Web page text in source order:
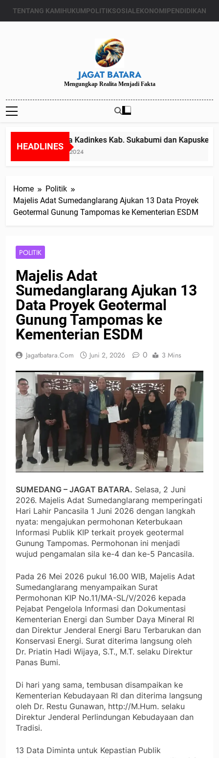
TENTANG KAMIHUKUMPOLITIKSOSIALEKONOMIPENDIDIKAN
JAGAT BATARA
Mengungkap Realita Menjadi Fakta
HEADLINES
Diduga Kadinkes Kab. Sukabumi dan
Juli 24, 2024
Home
Politik
Majelis Adat Sumedanglarang Ajukan 13 Data Proyek
Geotermal Gunung Tampomas ke Kementerian ESDM
POLITIK
Majelis Adat
Sumedanglarang Ajukan 13
Data Proyek Geotermal
Gunung Tampomas ke
Kementerian ESDM
Jagatbatara.com Juni 2, 2026 0 3 Mins
SUMEDANG – JAGAT BATARA. Selasa, 2 Juni
2026. Majelis Adat Sumedanglarang memperingati
Hari Lahir Pancasila 1 Juni 2026 dengan langkah
nyata: mengajukan permohonan Keterbukaan
Informasi Publik KIP terkait proyek geotermal
Gunung Tampomas. Permohonan ini menjadi
wujud pengamalan sila ke-4 dan ke-5 Pancasila.
Pada 26 Mei 2026 pukul 16.00 WIB, Majelis Adat
Sumedanglarang menyampaikan Surat
Permohonan KIP No.11/MA-SL/V/2026 kepada
Pejabat Pengelola Informasi dan Dokumentasi
Kementerian Energi dan Sumber Daya Mineral RI
dan Direktur Jenderal Energi Baru Terbarukan dan
Konservasi Energi. Surat diterima langsung oleh
Dr. Priatin Hadi Wijaya, S.T., M.T. selaku Direktur
Panas Bumi.
Di hari yang sama, tembusan disampaikan ke
Kementerian Kebudayaan RI dan diterima langsung
oleh Dr. Restu Gunawan, http://M.Hum. selaku
Direktur Jenderal Perlindungan Kebudayaan dan
Tradisi.
13 Data Diminta untuk Kepastian Publik